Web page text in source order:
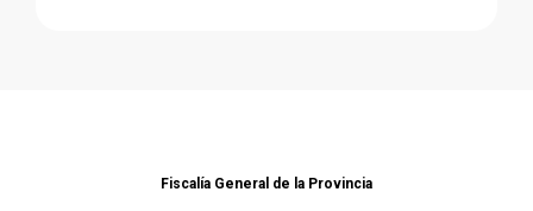
Fiscalía General de la Provincia